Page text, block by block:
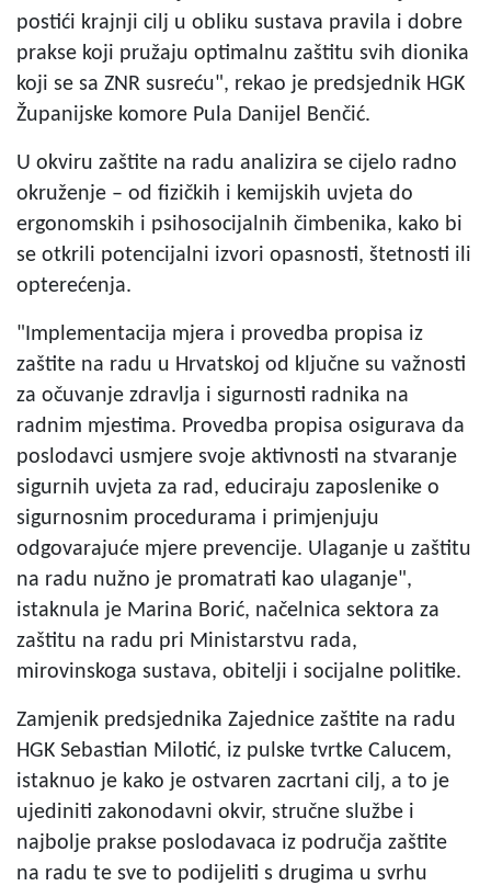
postići krajnji cilj u obliku sustava pravila i dobre
prakse koji pružaju optimalnu zaštitu svih dionika
koji se sa ZNR susreću", rekao je predsjednik HGK
Županijske komore Pula Danijel Benčić.
U okviru zaštite na radu analizira se cijelo radno
okruženje – od fizičkih i kemijskih uvjeta do
ergonomskih i psihosocijalnih čimbenika, kako bi
se otkrili potencijalni izvori opasnosti, štetnosti ili
opterećenja.
"Implementacija mjera i provedba propisa iz
zaštite na radu u Hrvatskoj od ključne su važnosti
za očuvanje zdravlja i sigurnosti radnika na
radnim mjestima. Provedba propisa osigurava da
poslodavci usmjere svoje aktivnosti na stvaranje
sigurnih uvjeta za rad, educiraju zaposlenike o
sigurnosnim procedurama i primjenjuju
odgovarajuće mjere prevencije. Ulaganje u zaštitu
na radu nužno je promatrati kao ulaganje",
istaknula je Marina Borić, načelnica sektora za
zaštitu na radu pri Ministarstvu rada,
mirovinskoga sustava, obitelji i socijalne politike.
Zamjenik predsjednika Zajednice zaštite na radu
HGK Sebastian Milotić, iz pulske tvrtke Calucem,
istaknuo je kako je ostvaren zacrtani cilj, a to je
ujediniti zakonodavni okvir, stručne službe i
najbolje prakse poslodavaca iz područja zaštite
na radu te sve to podijeliti s drugima u svrhu